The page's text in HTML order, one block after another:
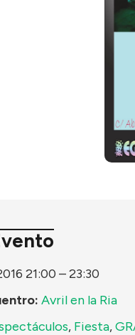
21:00 –23:30
Avril en la Ria
, Fiesta,